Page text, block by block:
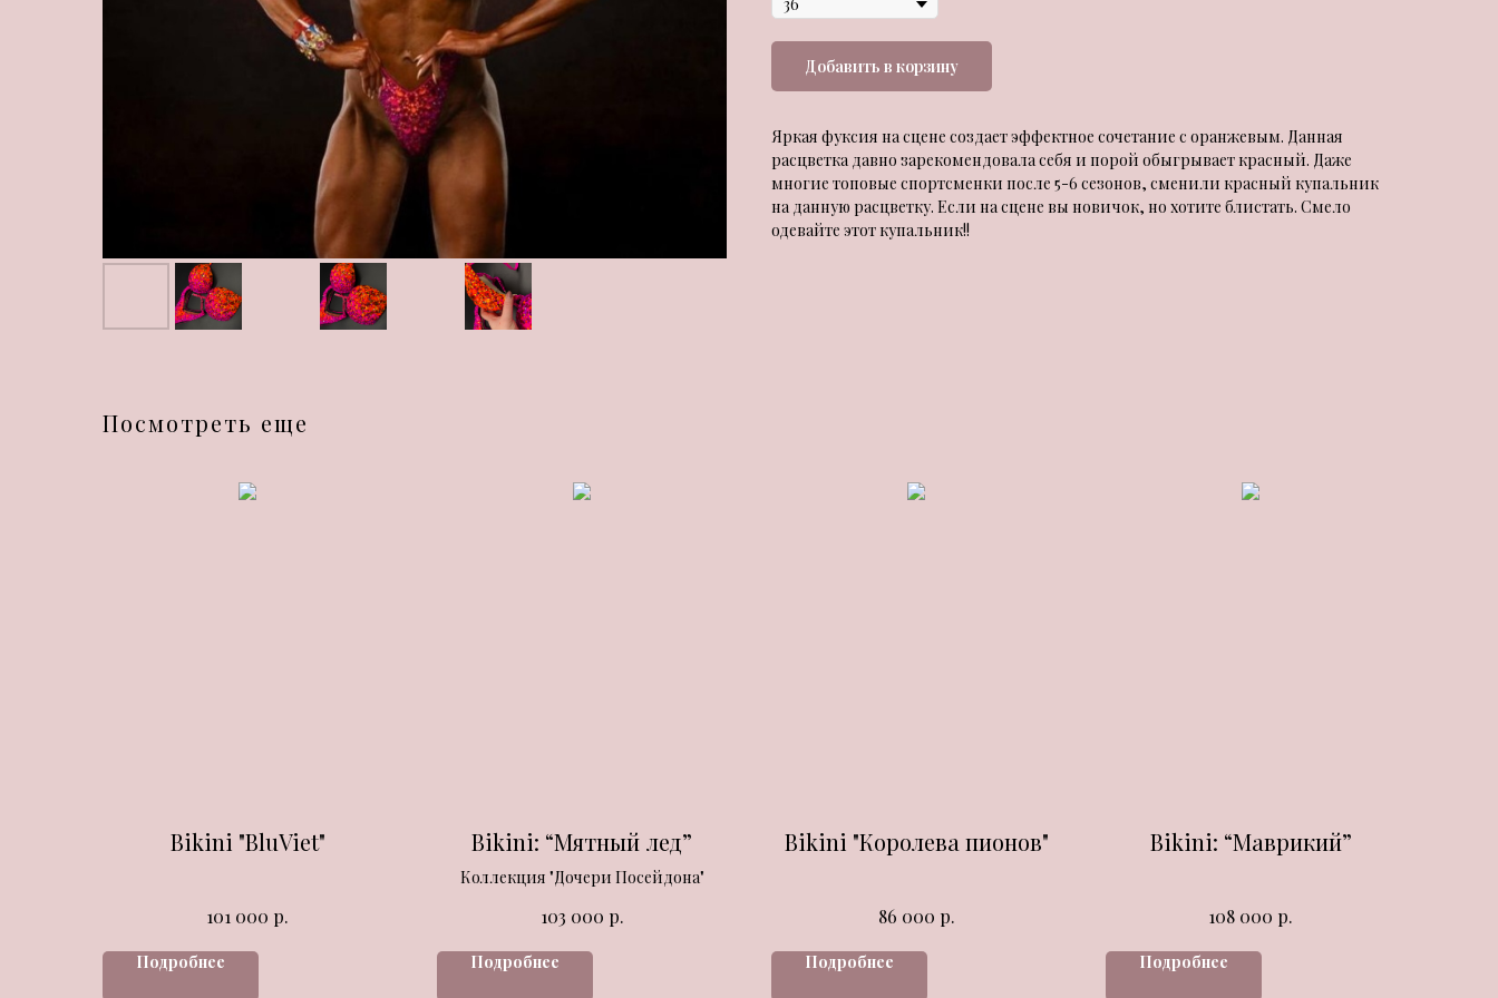
Добавить в корзину
Яркая фуксия на сцене создает эффектное сочетание с оранжевым. Данная
расцветка давно зарекомендовала себя и порой обыгрывает красный. Даже
многие топовые спортсменки после 5-6 сезонов, сменили красный купальник
на данную расцветку. Если на сцене вы новичок, но хотите блистать. Смело
одевайте этот купальник!!
Посмотреть еще
Bikini "BluViet"
101 000 р.
Подробнее
Bikini: “Мятный лед”
Коллекция "Дочери Посейдона"
103 000 р.
Подробнее
Bikini "Королева пионов"
86 000 р.
Подробнее
Bikini: “Маврикий”
108 000 р.
Подробнее